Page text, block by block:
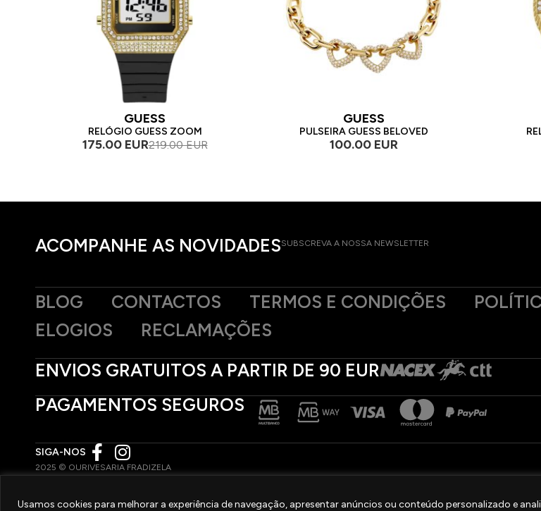
Usamos cookies para melhorar a experiência de navegação, apresentar anúncios ou conteúdo personalizado e
GUESS
RELÓGIO GUESS ZOOM
175.00 EUR219.00 EUR
GUESS
PULSEIRA GUESS BELOVED
100.00 EUR
ACOMPANHE AS NOVIDADESSUBSCREVA A NOSSA NEWSLETTER
BLOG CONTACTOS TERMOS E CONDIÇÕES
ELOGIOS
RECLAMAÇÕES
ENVIOS GRATUITOS A PARTIR DE 90 EUR
PAGAMENTOS SEGUROS
SIGA-NOS
2025 © OURIVESARIA FRADIZELA